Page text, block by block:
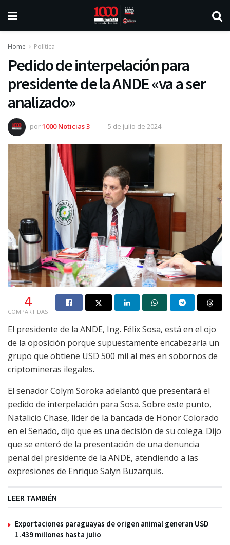
Home Política
Pedido de interpelación para
presidente de la ANDE «va a ser
analizado»
por1000 Noticias 3 5 de julio de 2024
4
COMPARTIDAS
El presidente de la ANDE, Ing. Félix Sosa, está en el ojo
de la oposición porque supuestamente encabezaría un
grupo que obtiene USD 500 mil al mes en sobornos de
criptomineras ilegales.
El senador Colym Soroka adelantó que presentará el
pedido de interpelación para Sosa. Sobre este punto,
Natalicio Chase, líder de la bancada de Honor Colorado
en el Senado, dijo que es una decisión de su colega. Dijo
que se enteró de la presentación de una denuncia
penal del presidente de la ANDE, atendiendo a las
expresiones de Enrique Salyn Buzarquis.
LEER TAMBIÉN
Exportaciones paraguayas de origen animal generan USD
1.439 millones hasta julio